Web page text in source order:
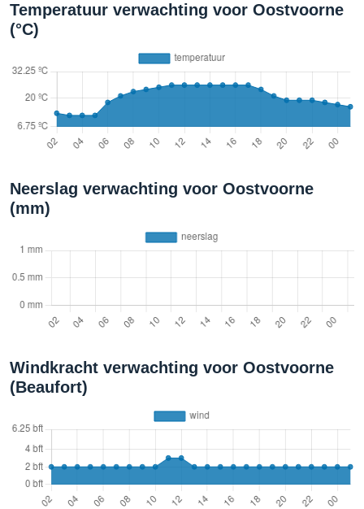
Temperatuur verwachting voor Oostvoorne
(°C)
Neerslag verwachting voor Oostvoorne
(mm)
Windkracht verwachting voor Oostvoorne
(Beaufort)